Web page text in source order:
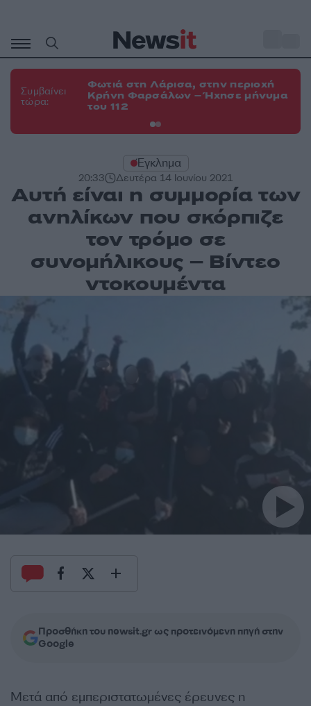
περιεχόμενο
Συμβαίνει
τώρα:
Φωτιά στη Λάρισα, στην περιοχή
Κρήνη Φαρσάλων – Ήχησε μήνυμα
του 112
Έγκλημα
20:33 Δευτέρα 14 Ιουνίου 2021
Αυτή είναι η συμμορία των
ανηλίκων που σκόρπιζε
τον τρόμο σε
συνομήλικους – Βίντεο
ντοκουμέντα
Προσθήκη του newsit.gr ως προτεινόμενη πηγή στην
Google
Μετά από εμπεριστατωμένες έρευνες η